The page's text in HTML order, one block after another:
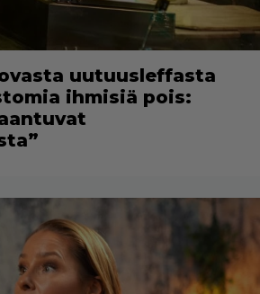
uutuusleffasta
ihmisiä pois: